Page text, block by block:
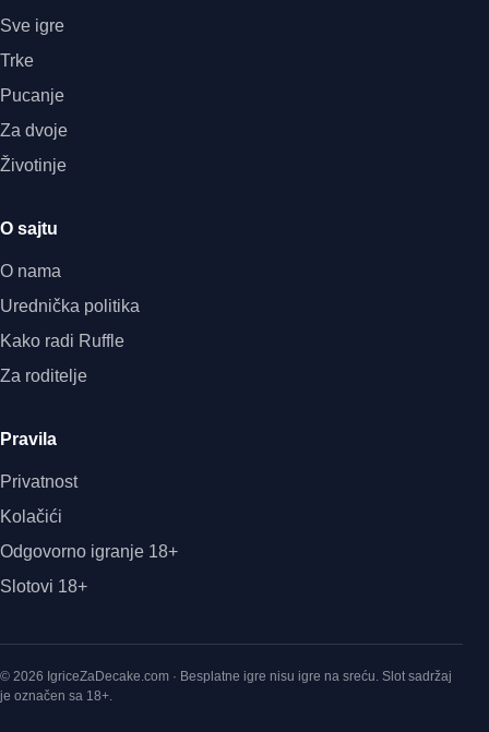
Sve igre
Trke
Pucanje
Za dvoje
Životinje
O sajtu
O nama
Urednička politika
Kako radi Ruffle
Za roditelje
Pravila
Privatnost
Kolačići
Odgovorno igranje 18+
Slotovi 18+
© 2026 IgriceZaDecake.com · Besplatne igre nisu igre na sreću. Slot sadržaj
je označen sa 18+.